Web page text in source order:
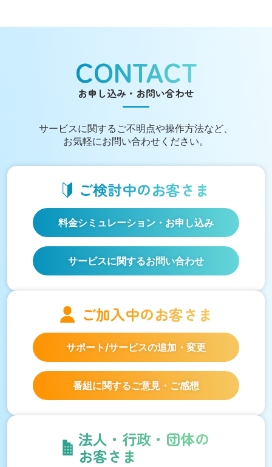
CONTACT
お申し込み・お問い合わせ
サービスに関する ご不明点や操作方法など、
お気軽にお問い合わせください。
ご検討中のお客さま
料金シミュレーション ・お申し込み
サービスに関するお問い合わせ
ご加入中のお客さま
サポート/サービスの追加・変更
番組に関するご意見・ご感想
法人・行政・団体の
お客さま